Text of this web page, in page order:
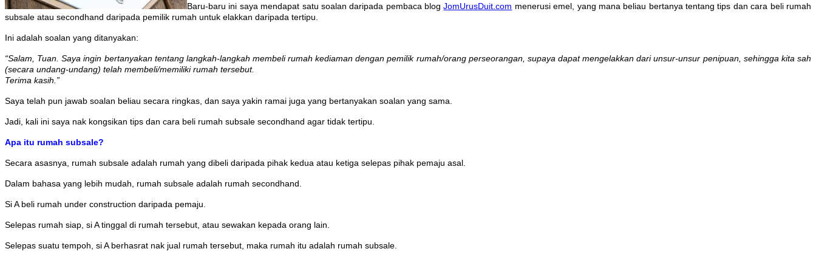
Baru-baru ini saya mendapat satu soalan daripada pembaca blogJomUrusDuit.com menerusi emel, yang mana beliau bertanya tentang tips dan cara beli rumah
subsale atau secondhand daripada pemilik rumah untuk elakkan daripada tertipu.
Ini adalah soalan yang ditanyakan:
“Salam, Tuan. Saya ingin bertanyakan tentang langkah-langkah membeli rumah kediaman dengan pemilik rumah/orang perseorangan, supaya dapat mengelakkan dari unsur-unsur penipuan, sehingga kita sah
(secara undang-undang) telah membeli/memiliki rumah tersebut.
Terima kasih.”
Saya telah pun jawab soalan beliau secara ringkas, dan saya yakin ramai juga yang bertanyakan soalan yang sama.
Jadi, kali ini saya nak kongsikan tips dan cara beli rumah subsale secondhand agar tidak tertipu.
Apa itu rumah subsale?
Secara asasnya, rumah subsale adalah rumah yang dibeli daripada pihak kedua atau ketiga selepas pihak pemaju asal.
Dalam bahasa yang lebih mudah, rumah subsale adalah rumah secondhand.
Si A beli rumah under construction daripada pemaju.
Selepas rumah siap, si A tinggal di rumah tersebut, atau sewakan kepada orang lain.
Selepas suatu tempoh, si A berhasrat nak jual rumah tersebut, maka rumah itu adalah rumah subsale.